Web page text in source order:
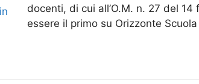
docenti, di cui all’O.M. n. 27 del
essere il primo su Orizzonte